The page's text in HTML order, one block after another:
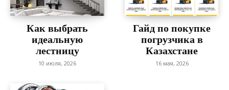
Как выбрать
идеальную
лестницу
10 июля, 2026
Гайд по покупке
погрузчика в
Казахстане
16 мая, 2026